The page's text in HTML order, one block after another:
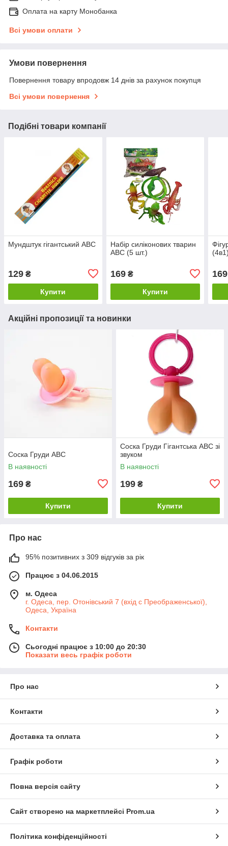
Оплата на карту Монобанка
Всі умови оплати
Умови повернення
Повернення товару впродовж 14 днів за рахунок покупця
Всі умови повернення
Подібні товари компанії
Мундштук гігантський ABC
129 ₴
Купити
Набір силіконових тварин
ABC (5 шт.)
169₴
Купити
169
Акційні пропозиції та новинки
Соска Груди ABC
В наявності
169 ₴
Купити
Соска Груди Гігантська ABC зі
звуком
В наявності
199 ₴
Купити
Про нас
95% позитивних з 309 відгуків за рік
Працює з 04.06.2015
м. Одеса
г. Одеса, пер. Отонівський 7 (вхід с Преображенської),
Одеса, Україна
Контакти
Сьогодні працює з 10:00 до 20:30
Показати весь графік роботи
Про нас
Контакти
Доставка та оплата
Графік роботи
Повна версія сайту
Сайт створено на маркетплейсі Prom.ua
Політика конфіденційності